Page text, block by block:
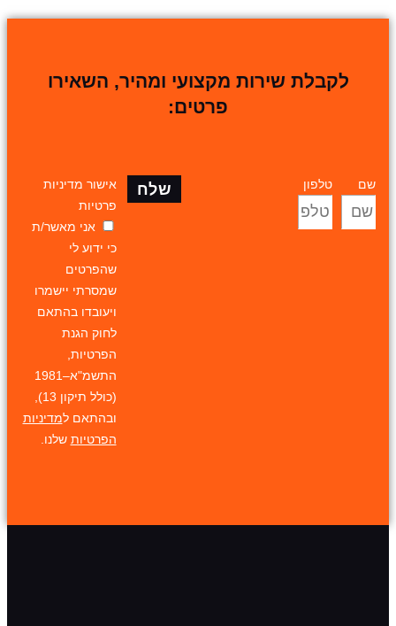
לקבלת שירות מקצועי ומהיר, השאירו
פרטים:
שם טלפון
אישור מדיניות
פרטיות
אני מאשר/ת
כי ידוע לי
שהפרטים
שמסרתי יישמרו
ויעובדו בהתאם
לחוק הגנת
הפרטיות,
התשמ"א–1981
(כולל תיקון 13),
ובהתאם למדיניות
הפרטיות שלנו.
שלח